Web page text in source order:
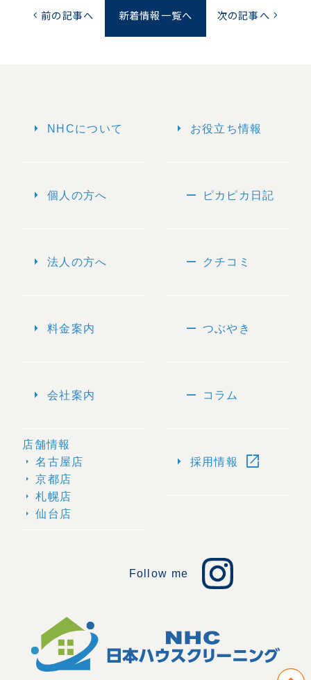
chevron_left 前の記事へ 新着情報一覧へ 次の記事へ chevron_right
arrow_right NHCについて
arrow_right 個人の方へ
arrow_right 法人の方へ
arrow_right 料金案内
arrow_right 会社案内
店舗情報
arrow_right 名古屋店
arrow_right 京都店
arrow_right 札幌店
arrow_right 仙台店
arrow_right お役立ち情報
remove ピカピカ日記
remove クチコミ
remove つぶやき
remove コラム
arrow_right 採用情報 open_in_new
Follow me